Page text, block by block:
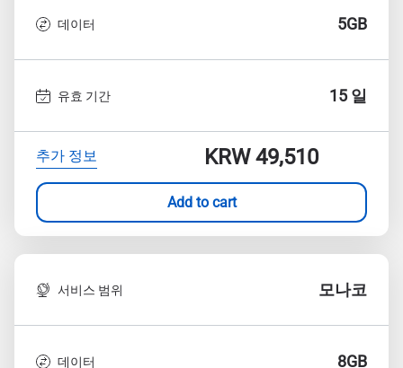
데이터 5GB
유효 기간 15 일
추가 정보 KRW 49,510
Add to cart
서비스 범위 모나코
데이터 8GB